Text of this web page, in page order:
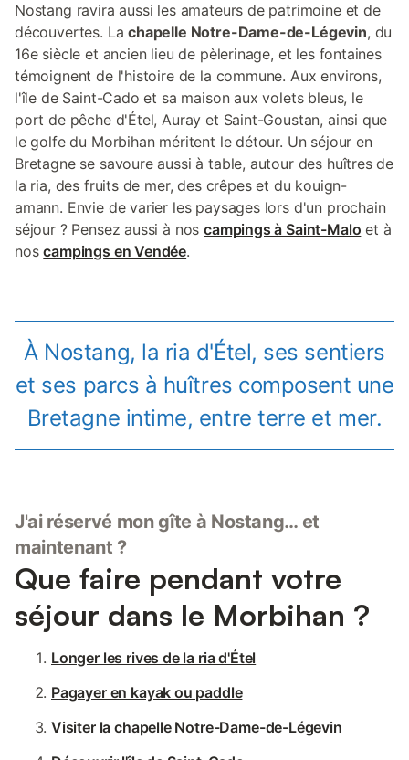
Nostang ravira aussi les amateurs de patrimoine et de
découvertes. Lachapelle Notre-Dame-de-Légevin, du
16e siècle et ancien lieu de pèlerinage, et les fontaines
témoignent de l'histoire de la commune. Aux environs,
l'île de Saint-Cado et sa maison aux volets bleus, le
port de pêche d'Étel, Auray et Saint-Goustan, ainsi que
le golfe du Morbihan méritent le détour. Un séjour en
Bretagne se savoure aussi à table, autour des huîtres de
la ria, des fruits de mer, des crêpes et du kouign-
amann. Envie de varier les paysages lors d'un prochain
séjour ? Pensez aussi à noscampings à Saint-Malo et à
noscampings en Vendée.
À Nostang, la ria d'Étel, ses sentiers
et ses parcs à huîtres composent une
Bretagne intime, entre terre et mer.
J'ai réservé mon gîte à Nostang… et
maintenant ?
Que faire pendant votre
séjour dans le Morbihan ?
Longer les rives de la ria d'Étel
Pagayer en kayak ou paddle
Visiter la chapelle Notre-Dame-de-Légevin